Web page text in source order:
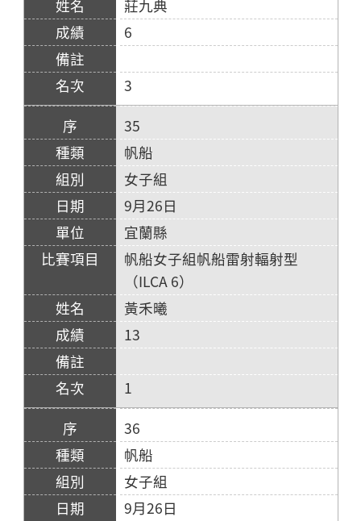
莊九典
6
3
35
帆船
女子組
9月26日
宜蘭縣
帆船女子組帆船雷射輻射型
（ILCA 6）
黃禾曦
13
1
36
帆船
女子組
9月26日